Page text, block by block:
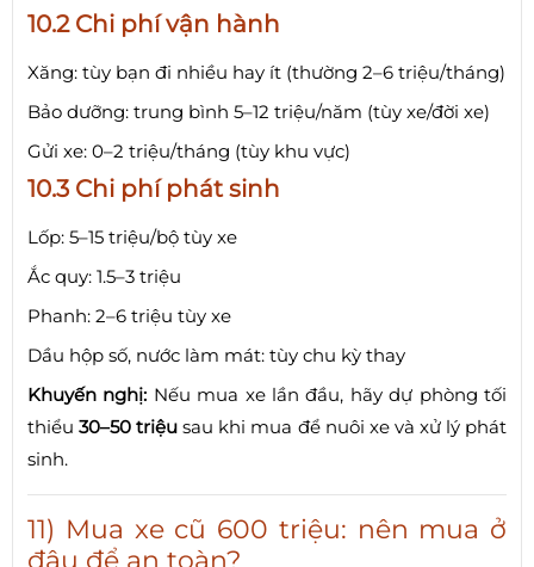
10.2 Chi phí vận hành
Xăng: tùy bạn đi nhiều hay ít (thường 2–6 triệu/tháng)
Bảo dưỡng: trung bình 5–12 triệu/năm (tùy xe/đời xe)
Gửi xe: 0–2 triệu/tháng (tùy khu vực)
10.3 Chi phí phát sinh
Lốp: 5–15 triệu/bộ tùy xe
Ắc quy: 1.5–3 triệu
Phanh: 2–6 triệu tùy xe
Dầu hộp số, nước làm mát: tùy chu kỳ thay
Khuyến nghị: Nếu mua xe lần đầu, hãy dự phòng tối
thiểu30–50 triệu sau khi mua để nuôi xe và xử lý phát
sinh.
11) Mua xe cũ 600 triệu: nên mua ở